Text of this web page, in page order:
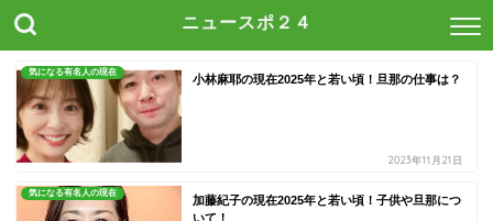
ニュースポ２４
気になる有名人の現在
小林麻耶の現在2025年と若い頃！旦那の仕事は？
2023年11月21日
気になる有名人の現在
加藤紀子の現在2025年と若い頃！子供や旦那につ
いて！